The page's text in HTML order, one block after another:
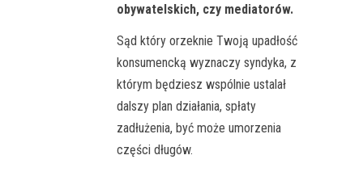
obywatelskich, czy mediatorów.
Sąd który orzeknie Twoją upadłość
konsumencką wyznaczy syndyka, z
którym będziesz wspólnie ustalał
dalszy plan działania, spłaty
zadłużenia, być może umorzenia
części długów.